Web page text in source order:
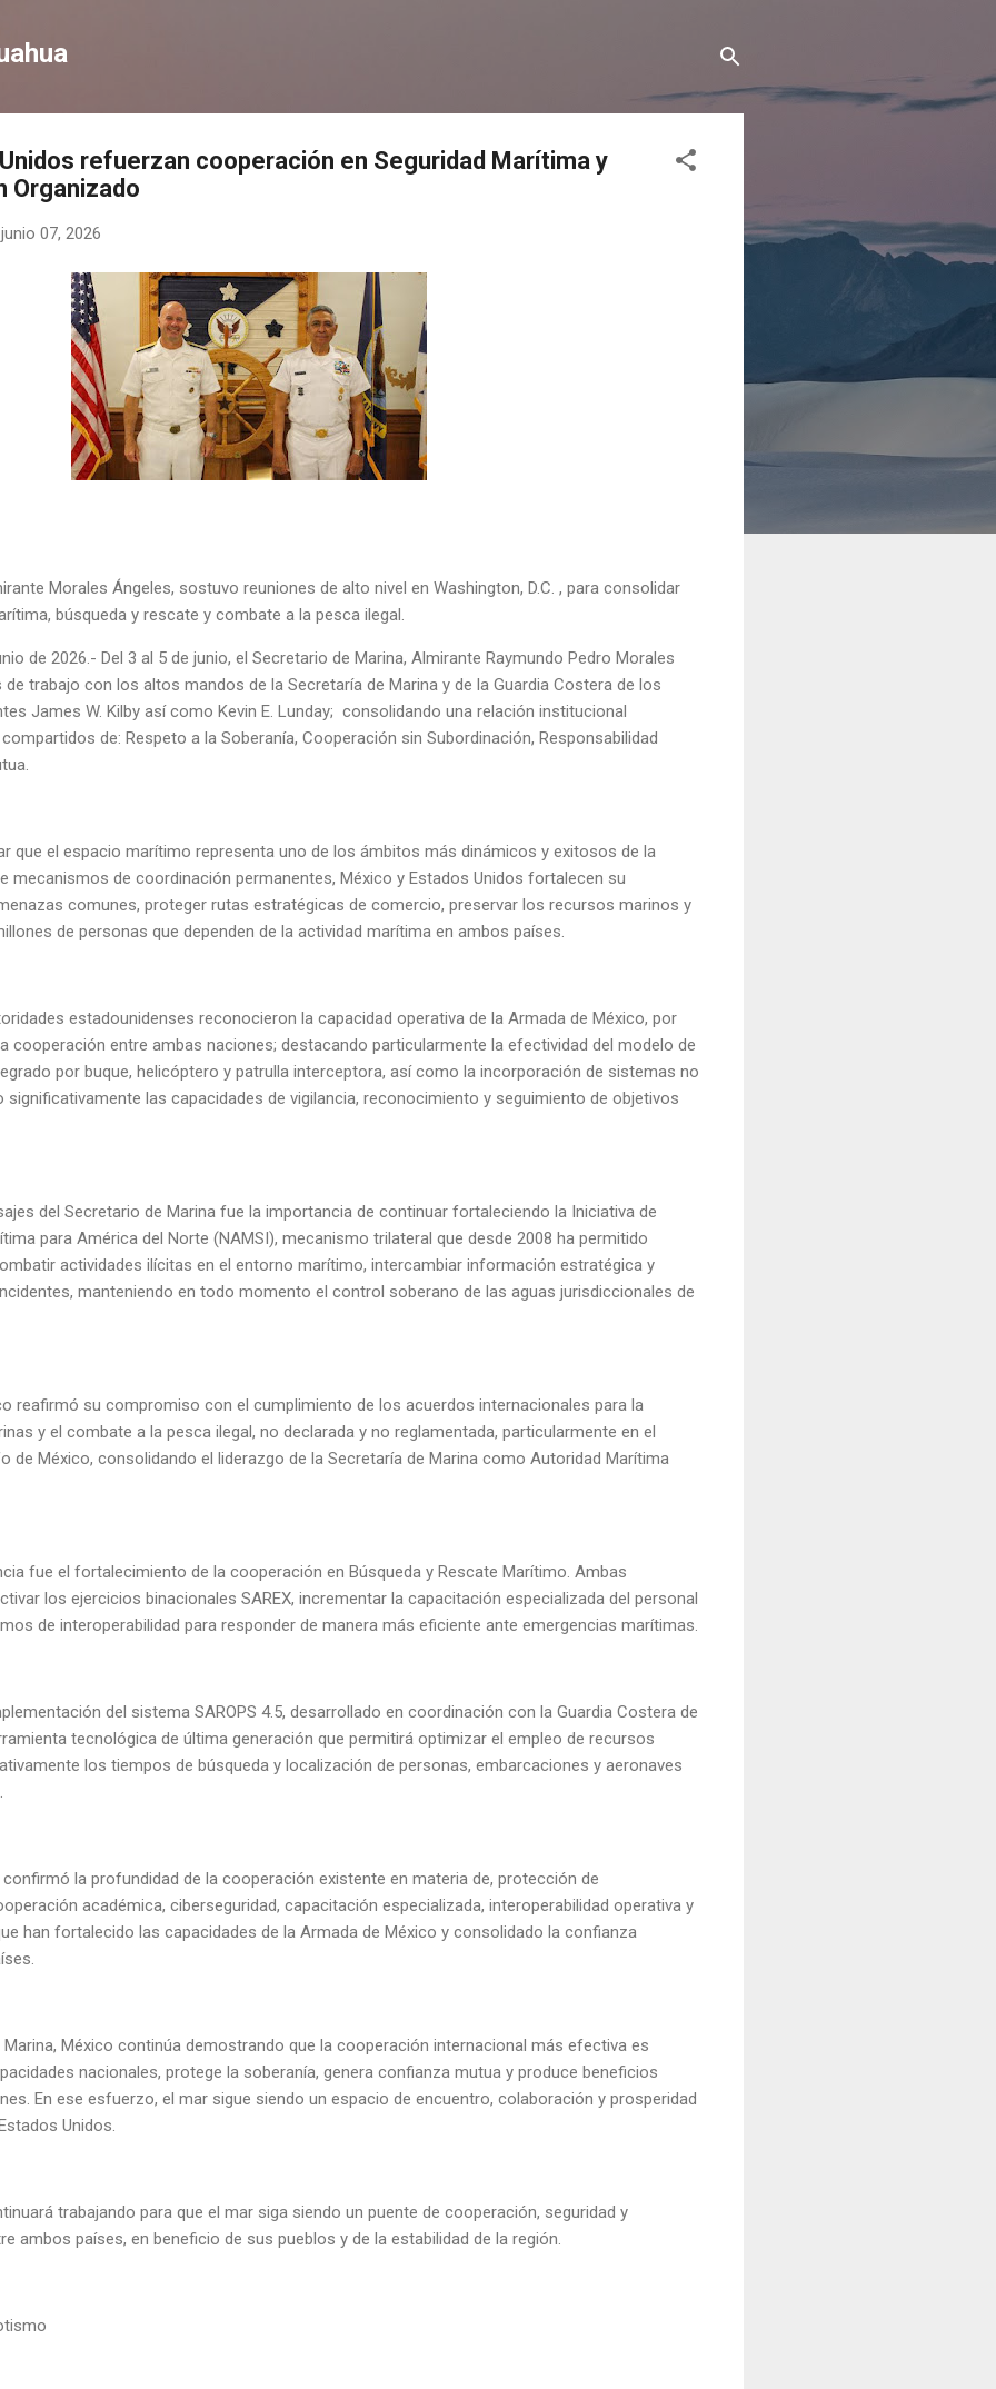
refuerzan cooperación en Seguridad Marítima y
Organizado
junio 07, 2026
Morales Ángeles, sostuvo reuniones de alto nivel en Washington, D.C. , para consolidar
búsqueda y rescate y combate a la pesca ilegal.
de 2026.- Del 3 al 5 de junio, el Secretario de Marina, Almirante Raymundo Pedro Morales
trabajo con los altos mandos de la Secretaría de Marina y de la Guardia Costera de los
James W. Kilby así como Kevin E. Lunday; consolidando una relación institucional
de: Respeto a la Soberanía, Cooperación sin Subordinación, Responsabilidad
que el espacio marítimo representa uno de los ámbitos más dinámicos y exitosos de la
mecanismos de coordinación permanentes, México y Estados Unidos fortalecen su
comunes, proteger rutas estratégicas de comercio, preservar los recursos marinos y
de personas que dependen de la actividad marítima en ambos países.
estadounidenses reconocieron la capacidad operativa de la Armada de México, por
cooperación entre ambas naciones; destacando particularmente la efectividad del modelo de
por buque, helicóptero y patrulla interceptora, así como la incorporación de sistemas no
significativamente las capacidades de vigilancia, reconocimiento y seguimiento de objetivos
del Secretario de Marina fue la importancia de continuar fortaleciendo la Iniciativa de
para América del Norte (NAMSI), mecanismo trilateral que desde 2008 ha permitido
actividades ilícitas en el entorno marítimo, intercambiar información estratégica y
manteniendo en todo momento el control soberano de las aguas jurisdiccionales de
reafirmó su compromiso con el cumplimiento de los acuerdos internacionales para la
y el combate a la pesca ilegal, no declarada y no reglamentada, particularmente en el
de México, consolidando el liderazgo de la Secretaría de Marina como Autoridad Marítima
fue el fortalecimiento de la cooperación en Búsqueda y Rescate Marítimo. Ambas
los ejercicios binacionales SAREX, incrementar la capacitación especializada del personal
de interoperabilidad para responder de manera más eficiente ante emergencias marítimas.
del sistema SAROPS 4.5, desarrollado en coordinación con la Guardia Costera de
tecnológica de última generación que permitirá optimizar el empleo de recursos
los tiempos de búsqueda y localización de personas, embarcaciones y aeronaves
la profundidad de la cooperación existente en materia de, protección de
académica, ciberseguridad, capacitación especializada, interoperabilidad operativa y
han fortalecido las capacidades de la Armada de México y consolidado la confianza
México continúa demostrando que la cooperación internacional más efectiva es
nacionales, protege la soberanía, genera confianza mutua y produce beneficios
En ese esfuerzo, el mar sigue siendo un espacio de encuentro, colaboración y prosperidad
Unidos.
trabajando para que el mar siga siendo un puente de cooperación, seguridad y
ambos países, en beneficio de sus pueblos y de la estabilidad de la región.